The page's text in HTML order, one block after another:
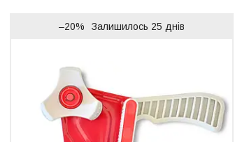
–20% Залишилось 25 днів